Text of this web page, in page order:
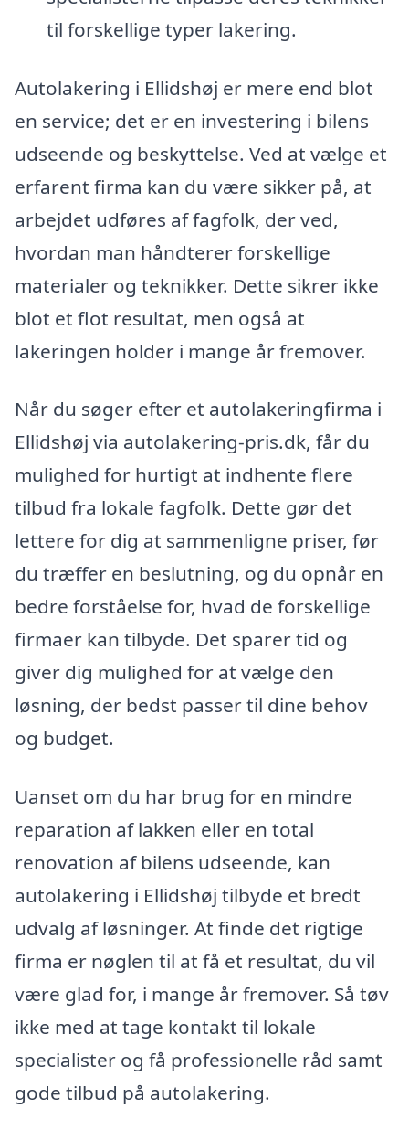
til forskellige typer lakering.
Autolakering i Ellidshøj er mere end blot
en service; det er en investering i bilens
udseende og beskyttelse. Ved at vælge et
erfarent firma kan du være sikker på, at
arbejdet udføres af fagfolk, der ved,
hvordan man håndterer forskellige
materialer og teknikker. Dette sikrer ikke
blot et flot resultat, men også at
lakeringen holder i mange år fremover.
Når du søger efter et autolakeringfirma i
Ellidshøj via autolakering-pris.dk, får du
mulighed for hurtigt at indhente flere
tilbud fra lokale fagfolk. Dette gør det
lettere for dig at sammenligne priser, før
du træffer en beslutning, og du opnår en
bedre forståelse for, hvad de forskellige
firmaer kan tilbyde. Det sparer tid og
giver dig mulighed for at vælge den
løsning, der bedst passer til dine behov
og budget.
Uanset om du har brug for en mindre
reparation af lakken eller en total
renovation af bilens udseende, kan
autolakering i Ellidshøj tilbyde et bredt
udvalg af løsninger. At finde det rigtige
firma er nøglen til at få et resultat, du vil
være glad for, i mange år fremover. Så tøv
ikke med at tage kontakt til lokale
specialister og få professionelle råd samt
gode tilbud på autolakering.